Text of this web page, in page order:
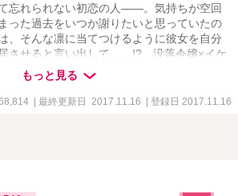
忘れられない初恋の人――。気持ちが空回
った過去をいつか謝りたいと思っていたの
、そんな凛に当てつけるように彼女を自分
させると言い出して……!? 没落令嬢×イケ
ストーリー！
もっと見る
| 最終更新日 2017.11.16 | 登録日 2017.11.16